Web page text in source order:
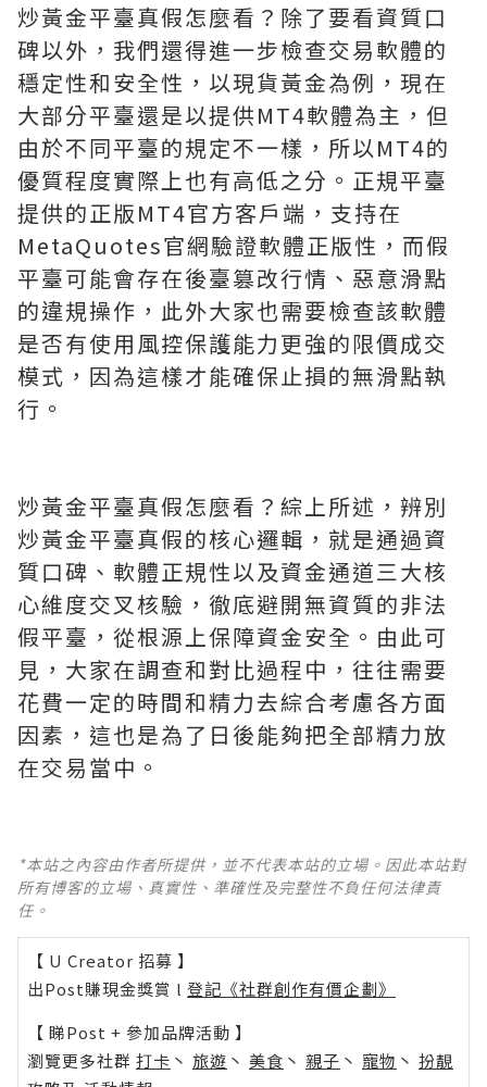
炒黃金平臺真假怎麼看？除了要看資質口
碑以外，我們還得進一步檢查交易軟體的
穩定性和安全性，以現貨黃金為例，現在
大部分平臺還是以提供MT4軟體為主，但
由於不同平臺的規定不一樣，所以MT4的
優質程度實際上也有高低之分。正規平臺
提供的正版MT4官方客戶端，支持在
MetaQuotes官網驗證軟體正版性，而假
平臺可能會存在後臺篡改行情、惡意滑點
的違規操作，此外大家也需要檢查該軟體
是否有使用風控保護能力更強的限價成交
模式，因為這樣才能確保止損的無滑點執
行。
炒黃金平臺真假怎麼看？綜上所述，辨別
炒黃金平臺真假的核心邏輯，就是通過資
質口碑、軟體正規性以及資金通道三大核
心維度交叉核驗，徹底避開無資質的非法
假平臺，從根源上保障資金安全。由此可
見，大家在調查和對比過程中，往往需要
花費一定的時間和精力去綜合考慮各方面
因素，這也是為了日後能夠把全部精力放
在交易當中。
*本站之內容由作者所提供，並不代表本站的立場。因此本站對
所有博客的立場、真實性、準確性及完整性不負任何法律責
任。
【 U Creator 招募 】
出Post賺現金獎賞 l 登記《社群創作有價企劃》
【 睇Post + 參加品牌活動 】
瀏覽更多社群 打卡 丶 旅遊 丶 美食 丶 親子 丶 寵物 丶 扮靚